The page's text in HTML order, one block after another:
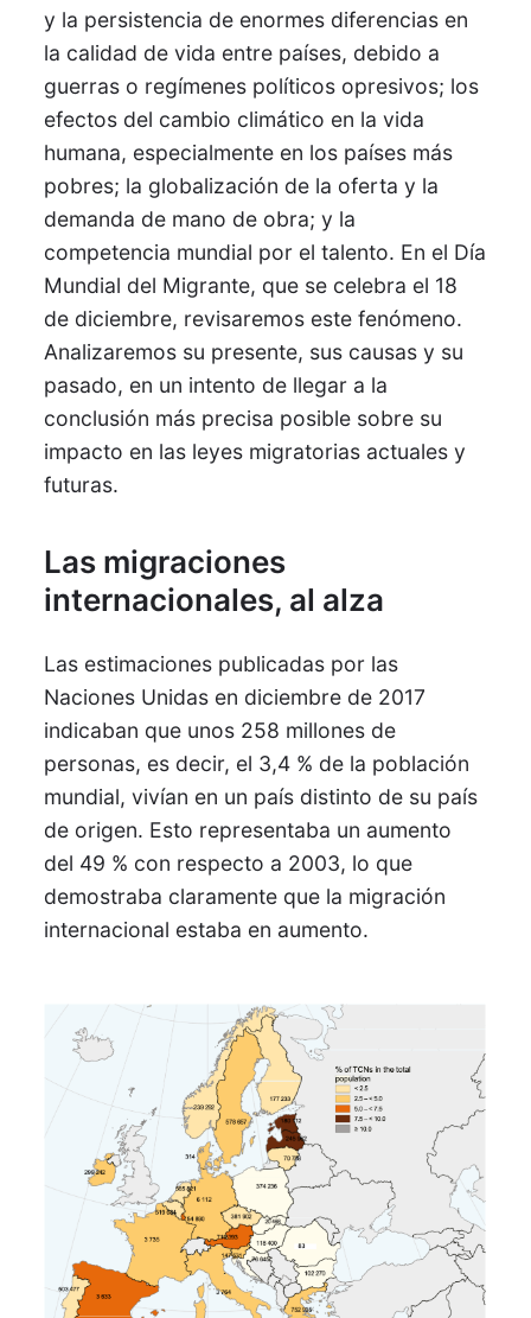
y la persistencia de enormes diferencias en
la calidad de vida entre países, debido a
guerras o regímenes políticos opresivos; los
efectos del cambio climático en la vida
humana, especialmente en los países más
pobres; la globalización de la oferta y la
demanda de mano de obra; y la
competencia mundial por el talento. En el Día
Mundial del Migrante, que se celebra el 18
de diciembre, revisaremos este fenómeno.
Analizaremos su presente, sus causas y su
pasado, en un intento de llegar a la
conclusión más precisa posible sobre su
impacto en las leyes migratorias actuales y
futuras.
Las migraciones
internacionales, al alza
Las estimaciones publicadas por las
Naciones Unidas en diciembre de 2017
indicaban que unos 258 millones de
personas, es decir, el 3,4 % de la población
mundial, vivían en un país distinto de su país
de origen. Esto representaba un aumento
del 49 % con respecto a 2003, lo que
demostraba claramente que la migración
internacional estaba en aumento.